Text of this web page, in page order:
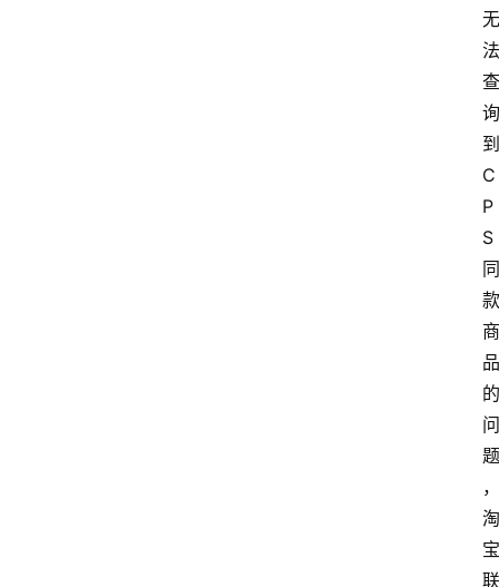
无
法
查
询
到
C
P
S
同
款
商
品
的
问
题
，
淘
宝
联